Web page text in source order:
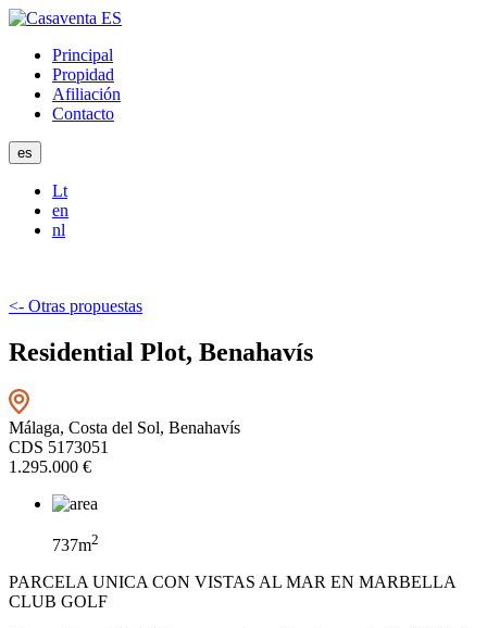
Principal
Propidad
Afiliación
Contacto
es
Lt
en
nl
<- Otras propuestas
Residential Plot, Benahavís
Málaga, Costa del Sol, Benahavís
CDS 5173051
1.295.000 €
737m2
PARCELA UNICA CON VISTAS AL MAR EN MARBELLA
CLUB GOLF